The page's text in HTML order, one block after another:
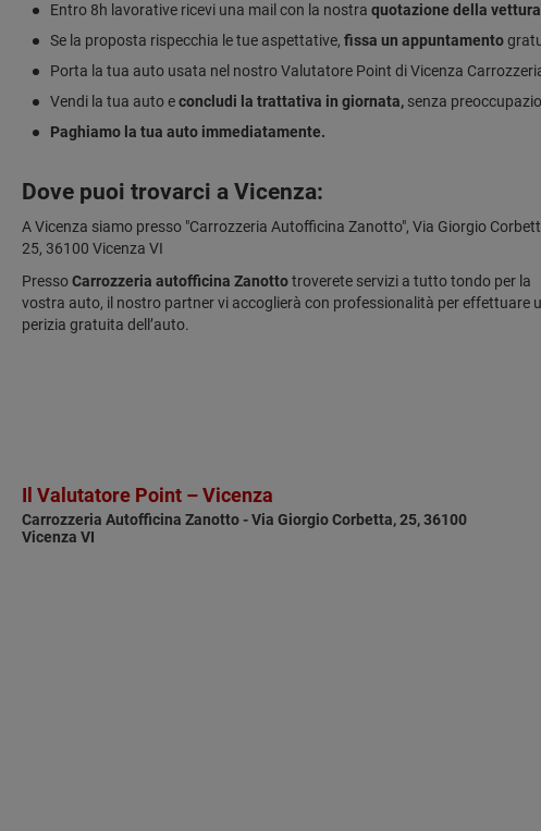
Entro 8h lavorative ricevi una mail con la nostra quotazione della vettura
Se la proposta rispecchia le tue aspettative, fissa un appuntamento
Porta la tua auto usata nel nostro Valutatore Point di Vicenza
Vendi la tua auto econcludi la trattativa in giornata,senza
Paghiamo la tua auto immediatamente.
Dove puoi trovarci a Vicenza:
A Vicenza siamo presso "Carrozzeria Autofficina Zanotto", Via Giorgio
25, 36100 Vicenza VI
PressoCarrozzeria autofficina Zanottotroverete servizi a tutto tondo per la
vostra auto, il nostro partner vi accoglierà con professionalità per effettuare
perizia gratuita dell’auto.
Il Valutatore Point – Vicenza
Carrozzeria Autofficina Zanotto - Via Giorgio Corbetta, 25, 36100
Vicenza VI